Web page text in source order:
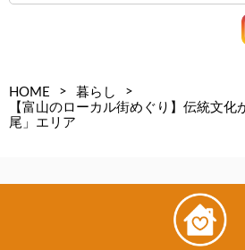
HOME > 暮らし
>
【富山のローカル街めぐり】伝統文化
尾」エリア